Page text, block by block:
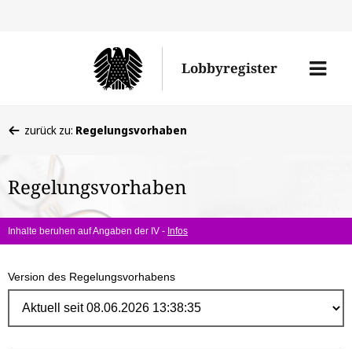
Lobbyregister
Menü
befinden
hier:
zurück zu: Regelungsvorhaben
Regelungsvorhaben
Inhalte beruhen auf Angaben der IV - Infos
Version des Regelungsvorhabens